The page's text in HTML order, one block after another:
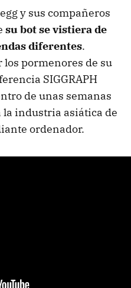
y sus compañeros
su bot se vistiera de
diferentes.
pormenores de su
SIGGRAPH
de unas semanas
industria asiática de
ordenador.